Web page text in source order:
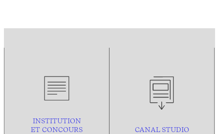
INSTITUTION
ET CONCOURS
CANAL STUDIO